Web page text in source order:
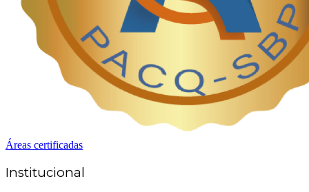
Áreas certificadas
Institucional